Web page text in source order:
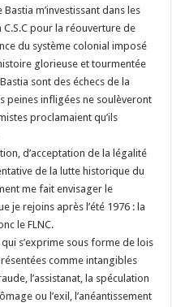
m’investissant dans les
pour la réouverture de
du système colonial imposé
glorieuse et tourmentée
sont des échecs de la
peines infligées ne soulèveront
proclamaient qu’ils
d’acceptation de la légalité
de la lutte historique du
me fait envisager le
je rejoins après l’été 1976 : la
le FLNC.
s’exprime sous forme de lois
comme intangibles
l’assistanat, la spéculation
ou l’exil, l’anéantissement